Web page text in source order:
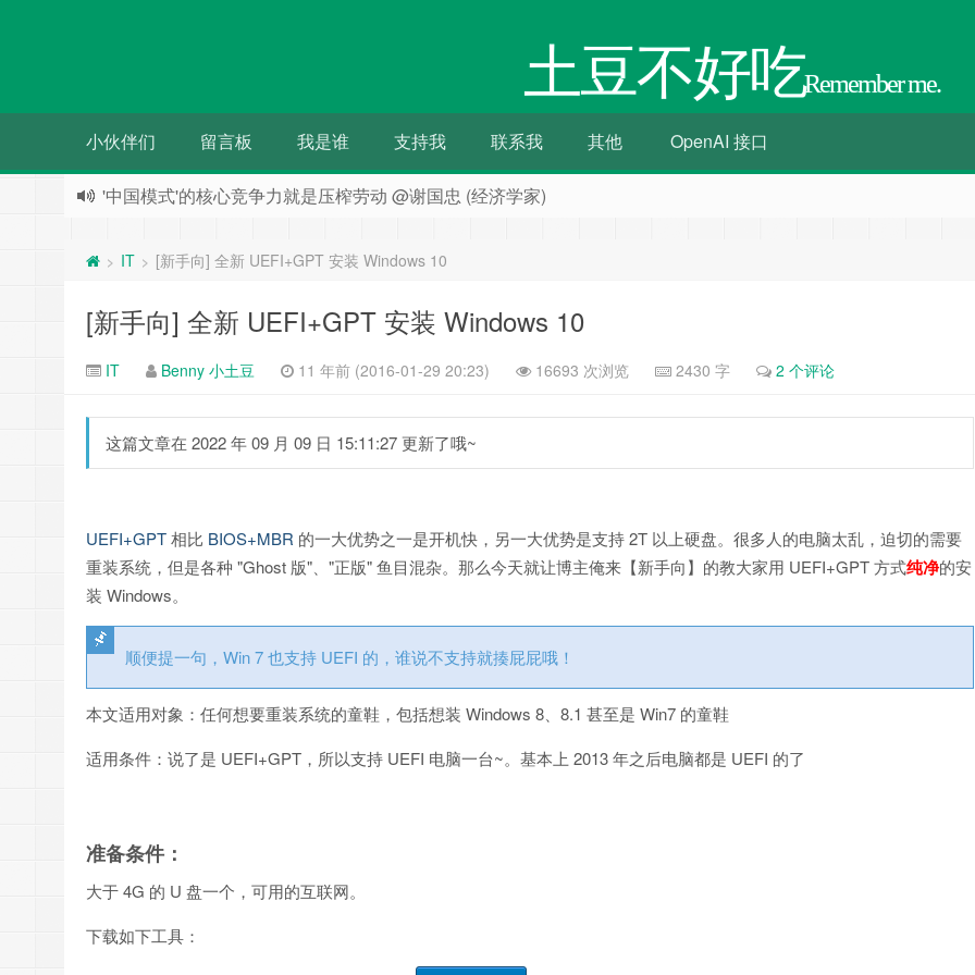
土豆不好吃Remember me.
小伙伴们 留言板 我是谁 支持我 联系我 其他 OpenAI 接口
人们都希望被别人需要 却往往事与愿违
> IT > [新手向] 全新 UEFI+GPT 安装 Windows 10
[新手向] 全新 UEFI+GPT 安装 Windows 10
IT Benny 小土豆 11 年前 (2016-01-29 20:23) 16693 次浏览 2430 字 2 个评论
这篇文章在 2022 年 09 月 09 日 15:11:27 更新了哦~
UEFI+GPT相比 BIOS+MBR 的一大优势之一是开机快，另一大优势是支持 2T 以上硬盘。很多人的电脑太乱，迫切的需要
重装系统，但是各种 "Ghost 版"、"正版" 鱼目混杂。那么今天就让博主俺来【新手向】的教大家用 UEFI+GPT 方式纯净的安
装 Windows。
顺便提一句，Win 7 也支持 UEFI 的，谁说不支持就揍屁屁哦！
本文适用对象：任何想要重装系统的童鞋，包括想装 Windows 8、8.1 甚至是 Win7 的童鞋
适用条件：说了是 UEFI+GPT，所以支持 UEFI 电脑一台~。基本上 2013 年之后电脑都是 UEFI 的了
准备条件：
大于 4G 的 U 盘一个，可用的互联网。
下载如下工具：